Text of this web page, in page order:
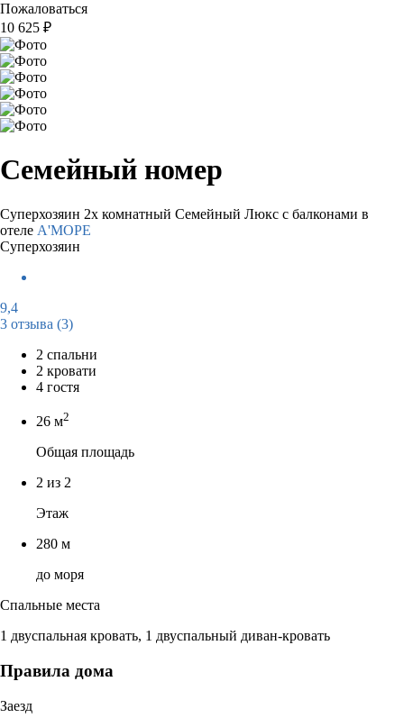
Пожаловаться
10 625 ₽
Семейный номер
Суперхозяин 2х комнатный Семейный Люкс с балконами в
отеле A'МОРЕ
Суперхозяин
9,4
3 отзыва (3)
2 спальни
2 кровати
4 гостя
26 м2
Общая площадь
2 из 2
Этаж
280 м
до моря
Спальные места
1 двуспальная кровать, 1 двуспальный диван-кровать
Правила дома
Заезд